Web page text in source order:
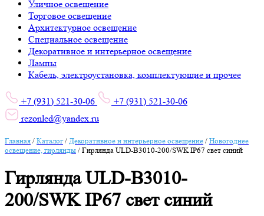
Уличное освещение
Торговое освещение
Архитектурное освещение
Специальное освещение
Декоративное и интерьерное освещение
Лампы
Кабель, электроустановка, комплектующие и прочее
+7 (931) 521-30-06
+7 (931) 521-30-06
rezonled@yandex.ru
Главная / Каталог/ Декоративное и интерьерное освещение / Новогоднее
освещение, гирлянды / Гирлянда ULD-B3010-200/SWK IP67 свет синий
Гирлянда ULD-B3010-
200/SWK IP67 свет синий